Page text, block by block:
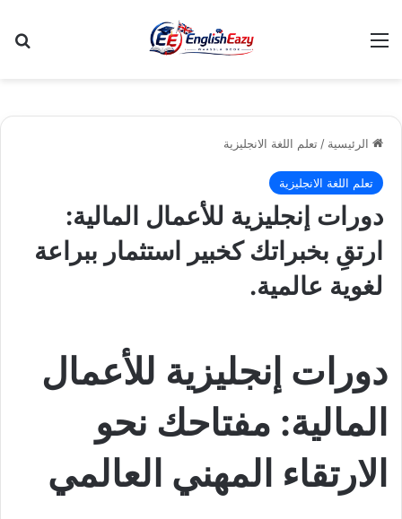
القائمة
الرئيسية / تعلم اللغة الانجليزية
تعلم اللغة الانجليزية
دورات إنجليزية للأعمال المالية:
ارتقِ بخبراتك كخبير استثمار ببراعة
لغوية عالمية.
دورات إنجليزية للأعمال
المالية: مفتاحك نحو
الارتقاء المهني العالمي